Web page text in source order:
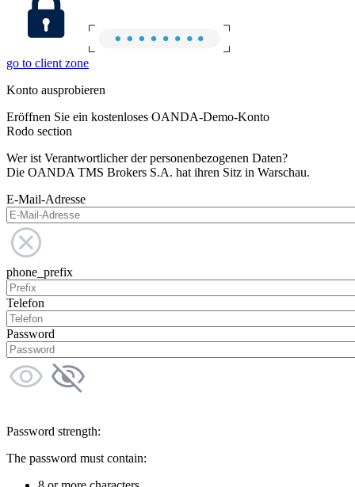
go to client zone
Konto ausprobieren
Eröffnen Sie ein kostenloses OANDA-Demo-Konto
Rodo section
Wer ist Verantwortlicher der personenbezogenen Daten?
Die OANDA TMS Brokers S.A. hat ihren Sitz in Warschau.
E-Mail-Adresse
phone_prefix
Telefon
Password
Password strength:
The password must contain: